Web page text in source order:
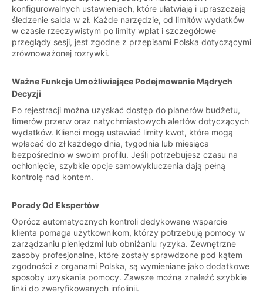
konfigurowalnych ustawieniach, które ułatwiają i upraszczają
śledzenie salda w zł. Każde narzędzie, od limitów wydatków
w czasie rzeczywistym po limity wpłat i szczegółowe
przeglądy sesji, jest zgodne z przepisami Polska dotyczącymi
zrównoważonej rozrywki.
Ważne Funkcje Umożliwiające Podejmowanie Mądrych
Decyzji
Po rejestracji można uzyskać dostęp do planerów budżetu,
timerów przerw oraz natychmiastowych alertów dotyczących
wydatków. Klienci mogą ustawiać limity kwot, które mogą
wpłacać do zł każdego dnia, tygodnia lub miesiąca
bezpośrednio w swoim profilu. Jeśli potrzebujesz czasu na
ochłonięcie, szybkie opcje samowykluczenia dają pełną
kontrolę nad kontem.
Porady Od Ekspertów
Oprócz automatycznych kontroli dedykowane wsparcie
klienta pomaga użytkownikom, którzy potrzebują pomocy w
zarządzaniu pieniędzmi lub obniżaniu ryzyka. Zewnętrzne
zasoby profesjonalne, które zostały sprawdzone pod kątem
zgodności z organami Polska, są wymieniane jako dodatkowe
sposoby uzyskania pomocy. Zawsze można znaleźć szybkie
linki do zweryfikowanych infolinii.